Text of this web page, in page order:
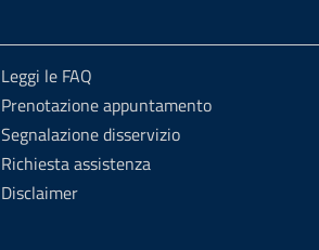
Leggi le FAQ
Prenotazione appuntamento
Segnalazione disservizio
Richiesta assistenza
Disclaimer